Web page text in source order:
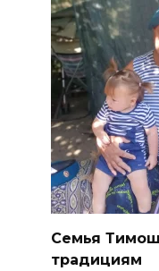
Семья
традициям